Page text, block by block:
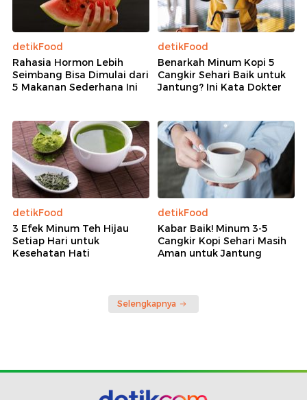
detikFood
Rahasia Hormon Lebih
Seimbang Bisa Dimulai dari
5 Makanan Sederhana Ini
detikFood
Benarkah Minum Kopi 5
Cangkir Sehari Baik untuk
Jantung? Ini Kata Dokter
detikFood
3 Efek Minum Teh Hijau
Setiap Hari untuk
Kesehatan Hati
detikFood
Kabar Baik! Minum 3-5
Cangkir Kopi Sehari Masih
Aman untuk Jantung
Selengkapnya